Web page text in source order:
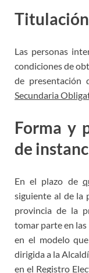
Las personas
condiciones de
de presentación
Secundaria
Forma y
de
En el plazo de
siguiente al de la
provincia de la
tomar parteen las
en el modelo que
dirigida a la
en el Registro